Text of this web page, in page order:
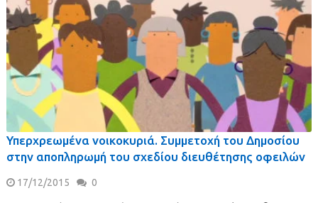
Υπερχρεωμένα νοικοκυριά. Συμμετοχή του Δημοσίου
στην αποπληρωμή του σχεδίου διευθέτησης οφειλών
17/12/2015 0